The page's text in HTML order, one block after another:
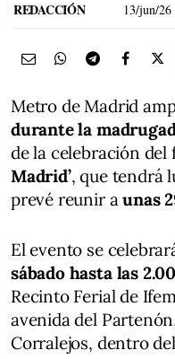
REDACCIÓN 13/jun/26
Metro de Madrid
durante la
de la celebración
Madrid’, que tendrá
prevé reunir aunas
El evento se
sábado hasta las
Recinto Ferial de
avenida del
Corralejos, dentro